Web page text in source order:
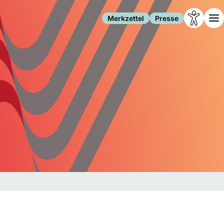
Merkzettel Presse
Leben
Familie
Freizeit
Gesundheit
Internet
Gesellschaft
Forschung
Migration
Polizei